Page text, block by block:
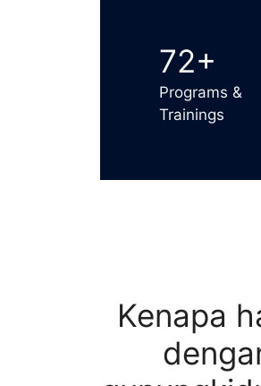
72+
Programs &
Trainings
Kenapa